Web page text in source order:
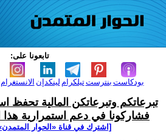
تابعونا على:
الانستغرام لينكدإن تيلكرامبنترست بودكاست
تبرعاتكم وتبرعاتكن المالية تحفظ
فشاركونا في دعم استمرارية هذا
[اشترك في قناة ‫«الحوار